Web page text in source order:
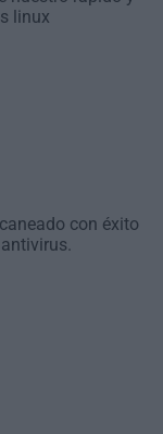
linux
con éxito